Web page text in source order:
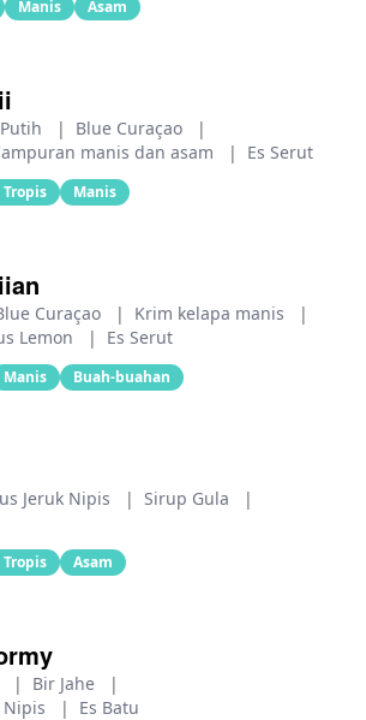
Manis Asam
| Blue Curaçao
|
manis dan asam | Es Serut
Manis
Curaçao | Krim kelapa manis
|
Lemon | Es Serut
Manis Buah-buahan
Jeruk Nipis | Sirup Gula
|
Asam
| Bir Jahe
|
Nipis
| Es Batu